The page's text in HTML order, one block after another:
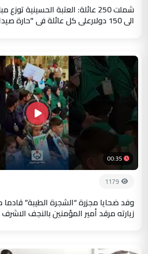
الى 150 دولارعلى كل عائلة في "حارة صيدا"
00:35
1179
وفد ضحايا مجزرة “الشجرة الطيبة” قادما
زيارته مرقد أمير المؤمنين بالنجف الاشرف